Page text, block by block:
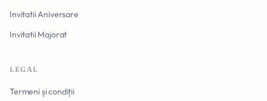
Invitatii Aniversare
Invitatii Majorat
LEGAL
Termeni și condiții